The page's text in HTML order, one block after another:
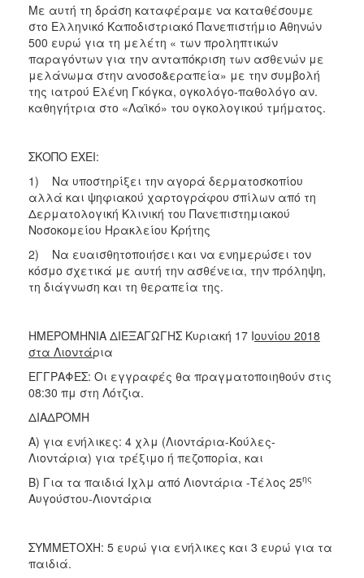
Με αυτή τη δράση καταφέραμε να καταθέσουμε
στο Ελληνικό Καποδιστριακό Πανεπιστήμιο Αθηνών
500 ευρώ για τη μελέτη « των προληπτικών
παραγόντων για την ανταπόκριση των ασθενών με
μελάνωμα στην ανοσο&εραπεία» με την συμβολή
της ιατρού Ελένη Γκόγκα, ογκολόγο-παθολόγο αν.
καθηγήτρια στο «Λαϊκό» του ογκολογικού τμήματος.
ΣΚΟΠΟ ΕΧΕΙ:
1) Να υποστηρίξει την αγορά δερματοσκοπίου
αλλά και ψηφιακού χαρτογράφου σπίλων από τη
Δερματολογική Κλινική του Πανεπιστημιακού
Νοσοκομείου Ηρακλείου Κρήτης
2) Να ευαισθητοποιήσει και να ενημερώσει τον
κόσμο σχετικά με αυτή την ασθένεια, την πρόληψη,
τη διάγνωση και τη θεραπεία της.
ΗΜΕΡΟΜΗΝΙΑ ΔΙΕΞΑΓΩΓΗΣ Κυριακή 17 Ιουνίου 2018
στα Λιοντάρια
ΕΓΓΡΑΦΕΣ: Οι εγγραφές θα πραγματοποιηθούν στις
08:30 πμ στη Λότζια.
ΔΙΑΔΡΟΜΗ
Α) για ενήλικες: 4 χλμ (Λιοντάρια-Κούλες-
Λιοντάρια) για τρέξιμο ή πεζοπορία, και
Β) Για τα παιδιά Ιχλμ από Λιοντάρια -Τέλος 25ης
Αυγούστου-Λιοντάρια
ΣΥΜΜΕΤΟΧΗ: 5 ευρώ για ενήλικες και 3 ευρώ για τα
παιδιά.